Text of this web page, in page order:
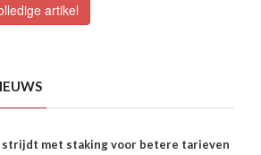
artikel
strijdt met staking voor betere tarieven